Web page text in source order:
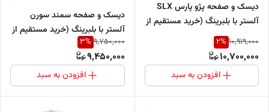
دیسک و صفحه پژو پارس SLX
آلستر با بلبرینگ (خرید مستقیم از
پخش کننده)
10,919,000
2%
10,700,000
افزودن به سبد
دیسک و صفحه سمند سورن
آلستر با بلبرینگ (خرید مستقیم از
پخش کننده)
9,750,000
3%
9,450,000
افزودن به سبد